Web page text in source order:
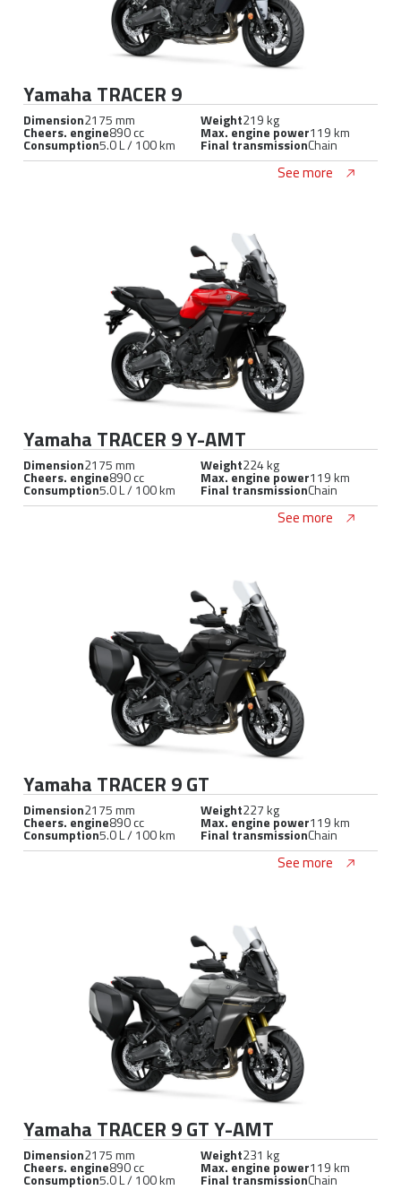
Yamaha TRACER 9
Dimension2175 mm Weight219 kg
Cheers. engine890 cc Max. engine power119 km
Consumption5.0 L / 100 km Final transmissionChain
See more
Yamaha TRACER 9 Y-AMT
Dimension2175 mm Weight224 kg
Cheers. engine890 cc Max. engine power119 km
Consumption5.0 L / 100 km Final transmissionChain
See more
Yamaha TRACER 9 GT
Dimension2175 mm Weight227 kg
Cheers. engine890 cc Max. engine power119 km
Consumption5.0 L / 100 km Final transmissionChain
See more
Yamaha TRACER 9 GT Y-AMT
Dimension2175 mm Weight231 kg
Cheers. engine890 cc Max. engine power119 km
Consumption5.0 L / 100 km Final transmissionChain